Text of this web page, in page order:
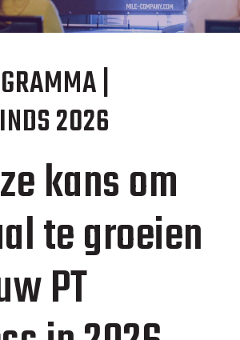
|
2026
kans om
te groeien
PT